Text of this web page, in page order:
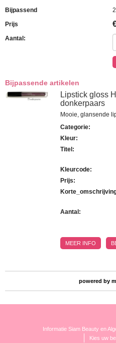
Bijpassend
2
Prijs
Aantal:
Bijpassende artikelen
Lipstick gloss
donkerpaars
Mooie, glansende
Categorie:
Kleur:
Titel :
Kleurcode:
Prijs:
Aantal:
MEER INFO
powered by
Informatie Siam Beauty en
Kies uw